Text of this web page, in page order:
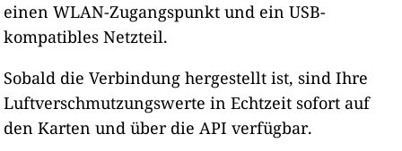
einen WLAN-Zugangspunkt und ein USB-
kompatibles Netzteil.
Sobald die Verbindung hergestellt ist, sind Ihre
Luftverschmutzungswerte in Echtzeit sofort auf
den Karten und über die API verfügbar.